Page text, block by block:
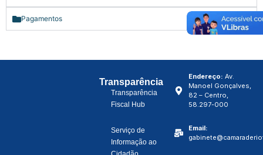
Pagamentos
Transparência
Transparência
Fiscal Hub
Serviço de
Informação ao
Endereço:Av.
Manoel Gonçalves,
82 – Centro,
58.297-000
Email: